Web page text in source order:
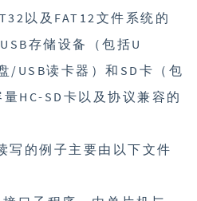
以及FAT12文件系统的
存储设备（包括U
/USB读卡器）和SD卡（包
HC-SD卡以及协议兼容的
写的例子主要由以下文件